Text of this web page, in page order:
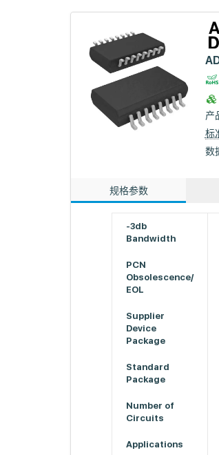
产
标
数
规格参数
-3db
Bandwidth
PCN
Obsolescence/
EOL
Supplier
Device
Package
Standard
Package
Number of
Circuits
Applications